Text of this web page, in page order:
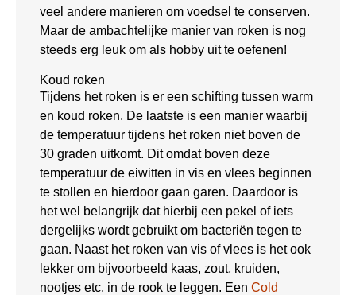
veel andere manieren om voedsel te conserven.
Maar de ambachtelijke manier van roken is nog
steeds erg leuk om als hobby uit te oefenen!
Koud roken
Tijdens het roken is er een schifting tussen warm
en koud roken. De laatste is een manier waarbij
de temperatuur tijdens het roken niet boven de
30 graden uitkomt. Dit omdat boven deze
temperatuur de eiwitten in vis en vlees beginnen
te stollen en hierdoor gaan garen. Daardoor is
het wel belangrijk dat hierbij een pekel of iets
dergelijks wordt gebruikt om bacteriën tegen te
gaan. Naast het roken van vis of vlees is het ook
lekker om bijvoorbeeld kaas, zout, kruiden,
nootjes etc. in de rook te leggen. Een Cold